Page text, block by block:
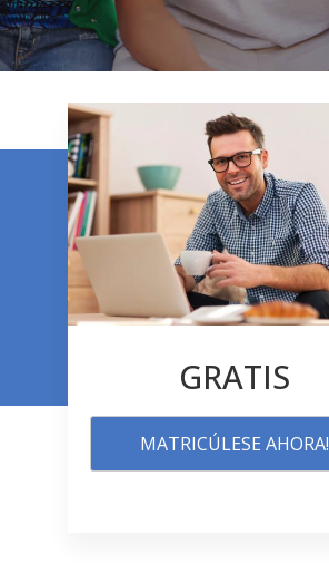
GRATIS
MATRICÚLESE AHORA!